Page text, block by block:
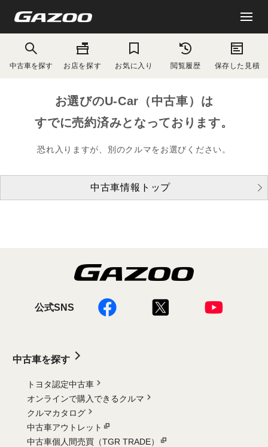
中古車を探す お店を探す お気に入り 閲覧履歴 保存した見積
お選びのU-Car（中古車）は
すでに売約済みとなっております。
恐れ入りますが、別のクルマをお選びください。
中古車情報トップ
公式SNS
中古車を探す
トヨタ認定中古車
オンラインで購入できるクルマ
クルマカタログ
中古車アウトレット
中古車個人間売買（TGR TRADE）